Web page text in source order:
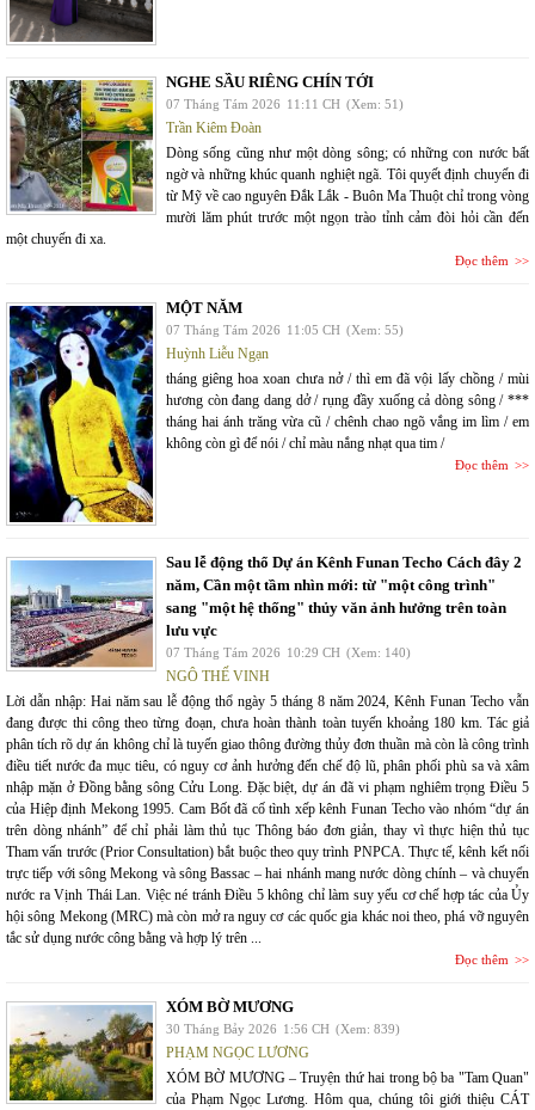
NGHE SẦU RIÊNG CHÍN TỚI
07 Tháng Tám 2026 11:11 CH (Xem: 51)
Trần Kiêm Đoàn
Dòng sống cũng như một dòng sông; có những con nước bất
ngờ và những khúc quanh nghiệt ngã. Tôi quyết định chuyến đi
từ Mỹ về cao nguyên Đắk Lắk - Buôn Ma Thuột chỉ trong vòng
mười lăm phút trước một ngọn trào tỉnh cảm đòi hỏi cần đến
một chuyến đi xa.
Đọc thêm
MỘT NĂM
07 Tháng Tám 2026 11:05 CH (Xem: 55)
Huỳnh Liễu Ngạn
tháng giêng hoa xoan chưa nở / thì em đã vội lấy chồng / mùi
hương còn đang dang dở / rụng đầy xuống cả dòng sông / ***
tháng hai ánh trăng vừa cũ / chênh chao ngõ vắng im lìm / em
không còn gì để nói / chỉ màu nắng nhạt qua tim /
Đọc thêm
Sau lễ động thổ Dự án Kênh Funan Techo Cách đây 2
năm, Cần một tầm nhìn mới: từ "một công trình"
sang "một hệ thống" thủy văn ảnh hưởng trên toàn
lưu vực
07 Tháng Tám 2026 10:29 CH (Xem: 140)
NGÔ THẾ VINH
Lời dẫn nhập: Hai năm sau lễ động thổ ngày 5 tháng 8 năm 2024, Kênh Funan Techo vẫn
đang được thi công theo từng đoạn, chưa hoàn thành toàn tuyến khoảng 180 km. Tác giả
phân tích rõ dự án không chỉ là tuyến giao thông đường thủy đơn thuần mà còn là công trình
điều tiết nước đa mục tiêu, có nguy cơ ảnh hưởng đến chế độ lũ, phân phối phù sa và xâm
nhập mặn ở Đồng bằng sông Cửu Long. Đặc biệt, dự án đã vi phạm nghiêm trọng Điều 5
của Hiệp định Mekong 1995. Cam Bốt đã cố tình xếp kênh Funan Techo vào nhóm “dự án
trên dòng nhánh” để chỉ phải làm thủ tục Thông báo đơn giản, thay vì thực hiện thủ tục
Tham vấn trước (Prior Consultation) bắt buộc theo quy trình PNPCA. Thực tế, kênh kết nối
trực tiếp với sông Mekong và sông Bassac – hai nhánh mang nước dòng chính – và chuyển
nước ra Vịnh Thái Lan. Việc né tránh Điều 5 không chỉ làm suy yếu cơ chế hợp tác của Ủy
hội sông Mekong (MRC) mà còn mở ra nguy cơ các quốc gia khác noi theo, phá vỡ nguyên
tắc sử dụng nước công bằng và hợp lý trên ...
Đọc thêm
XÓM BỜ MƯƠNG
30 Tháng Bảy 2026 1:56 CH (Xem: 839)
PHẠM NGỌC LƯƠNG
XÓM BỜ MƯƠNG – Truyện thứ hai trong bộ ba "Tam Quan"
của Phạm Ngọc Lương. Hôm qua, chúng tôi giới thiệu CÁT